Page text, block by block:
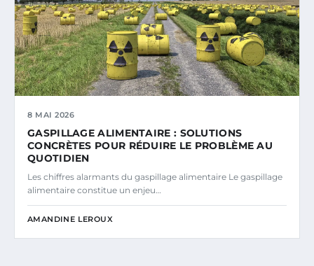
8 MAI 2026
GASPILLAGE ALIMENTAIRE : SOLUTIONS
CONCRÈTES POUR RÉDUIRE LE PROBLÈME AU
QUOTIDIEN
Les chiffres alarmants du gaspillage alimentaire Le gaspillage
alimentaire constitue un enjeu…
AMANDINE LEROUX